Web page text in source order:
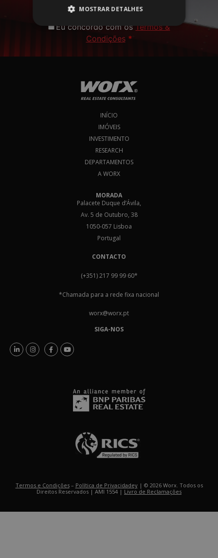
Subscrever
Eu concordo com os Termos &
Condições *
INÍCIO
IMÓVEIS
INVESTIMENTO
RESEARCH
DEPARTAMENTOS
A WORX
MORADA
Palacete Duque d’Ávila,
Av. 5 de Outubro, 38
1050-057 Lisboa
Portugal
CONTACTO
(+351) 217 99 99 60*
*Chamada para a rede fixa nacional
worx@worx.pt
SIGA-NOS
Termos e Condições– Política de Privacidadey| © 2026 Worx. Todos os
Direitos Reservados | AMI 1554 | Livro de Reclamações
MOSTRAR DETALHES